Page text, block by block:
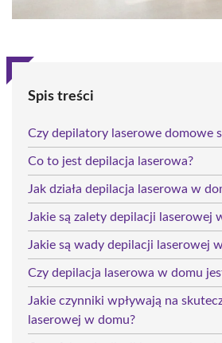
Spis treści
Czy depilatory laserowe domowe
Co to jest depilacja laserowa?
Jak działa depilacja laserowa w
Jakie są zalety depilacji laserowej
Jakie są wady depilacji laserowej
Czy depilacja laserowa w domu
Jakie czynniki wpływają na
laserowej w domu?